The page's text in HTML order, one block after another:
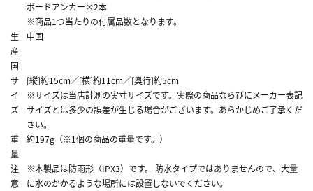
ボードアンカー×2本
※商品1つ当たりの付属品数となります。
生
産
国
中国
サ
イ
ズ
[縦]約15cm／[横]約11cm／[奥行]約5cm
※サイズは当店計測の実寸サイズです。実際の商品ならびにメーカー表記
サイズとは多少の誤差が生じる場合がございます。あらかじめご了承くだ
さい。
重
量
約197g（※1個の商品の重量です。）
注
意
※本製品は防雨形（IPX3）です。 防水タイプではありませんので、大量
に水のかかるような場所には設置しないでください。